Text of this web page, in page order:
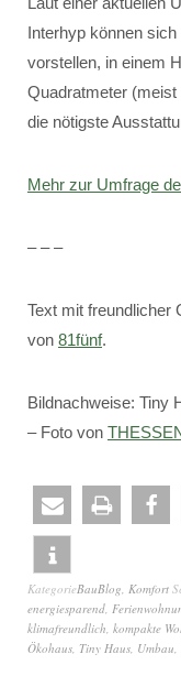
Interhyp können
vorstellen, in einem
Quadratmeter
die nötigste
Mehr zur Umfrage
– – –
Text mit freundlicher
von 81fünf.
Bildnachweise: Tiny
– Foto von
KategorieBauBlog, Komfort
energiesparend,
klimafreundlich, kompakte
Ökohaus, Tiny Haus, Umbau,